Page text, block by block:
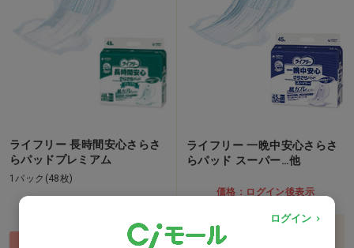
ライフリー 長時間安心さらさ
らパッドプレミアム
1パック(48枚)
ライフリー 一晩中安心さらさ
らパッド スーパー…他
価格：ログイン後表示
バリエーションを見る
ログイン